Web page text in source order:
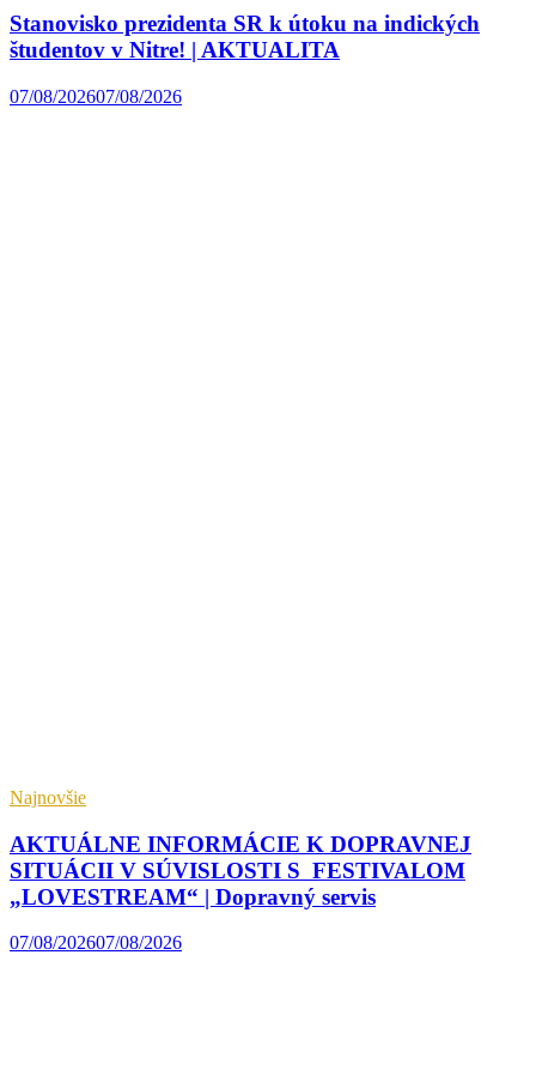
Stanovisko prezidenta SR k útoku na indických
študentov v Nitre! | AKTUALITA
07/08/202607/08/2026
Najnovšie
AKTUÁLNE INFORMÁCIE K DOPRAVNEJ
SITUÁCII V SÚVISLOSTI S FESTIVALOM
„LOVESTREAM“ | Dopravný servis
07/08/202607/08/2026